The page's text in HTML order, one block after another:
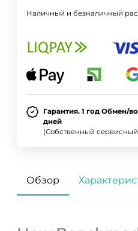
Наличный и безналичный
Гарантия. 1 год Обмен/
дней
(Собственный
Обзор